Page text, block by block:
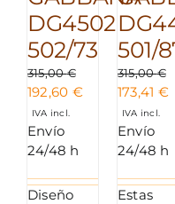
DG4502
502/73
315,00€
El
precio
original
era:
192,60 €El
precio
actual
IVA incl.
Envío
24/48 h
Diseño
501/
315,00€
El
precio
original
era:
173,41 €El
IVA incl.
Envío
24/48 h
Estas